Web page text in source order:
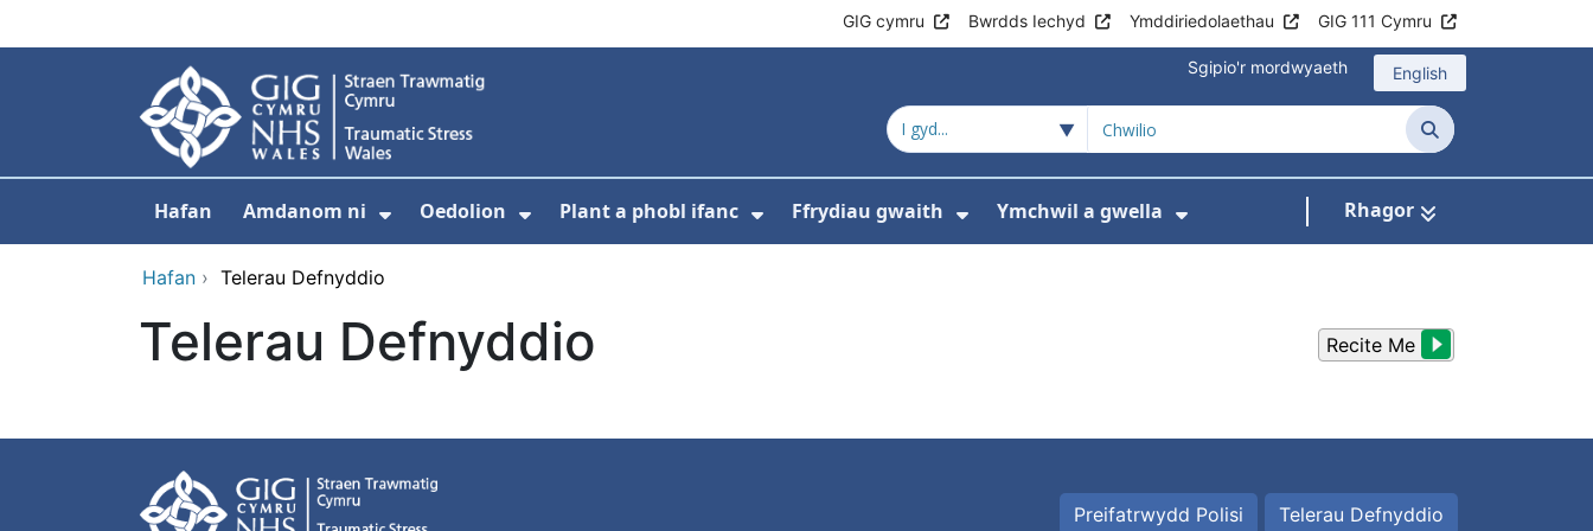
GIG cymru Bwrdds Iechyd Ymddiriedolaethau GIG 111 Cymru
Sgipio'r mordwyaeth English
Chwilio
Hafan Amdanom ni Oedolion Plant a phobl ifanc Ffrydiau gwaith Ymchwil a gwella Rhagor
Hafan › Telerau Defnyddio
Recite Me
Telerau Defnyddio
Preifatrwydd Polisi Telerau Defnyddio